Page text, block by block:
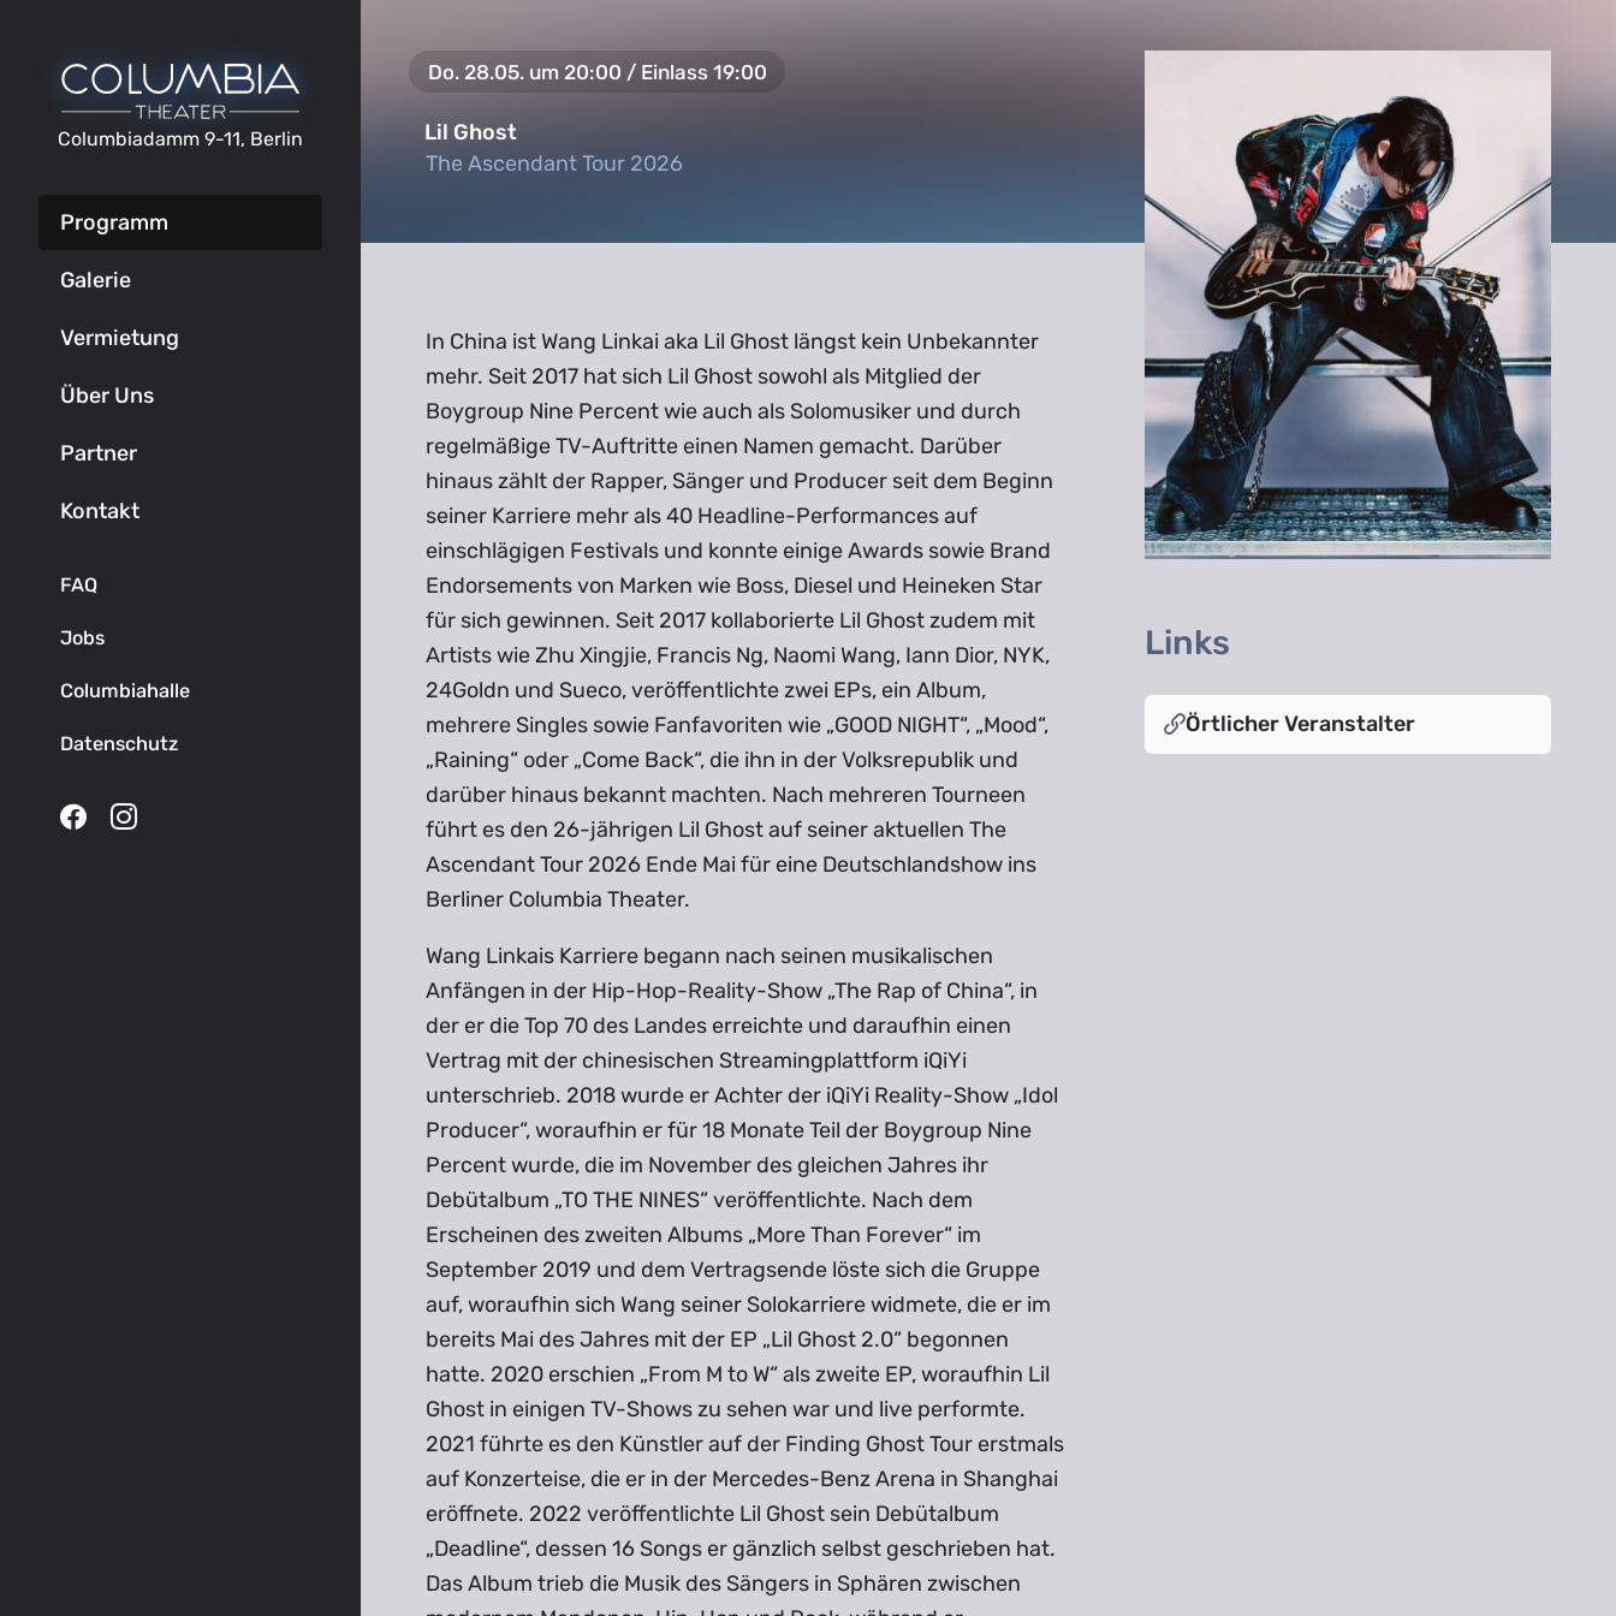
Columbiadamm 9-11, Berlin
Programm
Galerie
Vermietung
Über Uns
Partner
Kontakt
FAQ
Jobs
Columbiahalle
Datenschutz
Do. 28.05. um 20:00 / Einlass 19:00
Lil Ghost
The Ascendant Tour 2026
The Ascendant Tour 2026
Links
Örtlicher Veranstalter
In China ist Wang Linkai aka Lil Ghost längst kein Unbekannter
mehr. Seit 2017 hat sich Lil Ghost sowohl als Mitglied der
Boygroup Nine Percent wie auch als Solomusiker und durch
regelmäßige TV-Auftritte einen Namen gemacht. Darüber
hinaus zählt der Rapper, Sänger und Producer seit dem Beginn
seiner Karriere mehr als 40 Headline-Performances auf
einschlägigen Festivals und konnte einige Awards sowie Brand
Endorsements von Marken wie Boss, Diesel und Heineken Star
für sich gewinnen. Seit 2017 kollaborierte Lil Ghost zudem mit
Artists wie Zhu Xingjie, Francis Ng, Naomi Wang, Iann Dior, NYK,
24Goldn und Sueco, veröffentlichte zwei EPs, ein Album,
mehrere Singles sowie Fanfavoriten wie „GOOD NIGHT“, „Mood“,
„Raining“ oder „Come Back“, die ihn in der Volksrepublik und
darüber hinaus bekannt machten. Nach mehreren Tourneen
führt es den 26-jährigen Lil Ghost auf seiner aktuellen The
Ascendant Tour 2026 Ende Mai für eine Deutschlandshow ins
Berliner Columbia Theater.
Wang Linkais Karriere begann nach seinen musikalischen
Anfängen in der Hip-Hop-Reality-Show „The Rap of China“, in
der er die Top 70 des Landes erreichte und daraufhin einen
Vertrag mit der chinesischen Streamingplattform iQiYi
unterschrieb. 2018 wurde er Achter der iQiYi Reality-Show „Idol
Producer“, woraufhin er für 18 Monate Teil der Boygroup Nine
Percent wurde, die im November des gleichen Jahres ihr
Debütalbum „TO THE NINES“ veröffentlichte. Nach dem
Erscheinen des zweiten Albums „More Than Forever“ im
September 2019 und dem Vertragsende löste sich die Gruppe
auf, woraufhin sich Wang seiner Solokarriere widmete, die er im
bereits Mai des Jahres mit der EP „Lil Ghost 2.0“ begonnen
hatte. 2020 erschien „From M to W“ als zweite EP, woraufhin Lil
Ghost in einigen TV-Shows zu sehen war und live performte.
2021 führte es den Künstler auf der Finding Ghost Tour erstmals
auf Konzerteise, die er in der Mercedes-Benz Arena in Shanghai
eröffnete. 2022 veröffentlichte Lil Ghost sein Debütalbum
„Deadline“, dessen 16 Songs er gänzlich selbst geschrieben hat.
Das Album trieb die Musik des Sängers in Sphären zwischen